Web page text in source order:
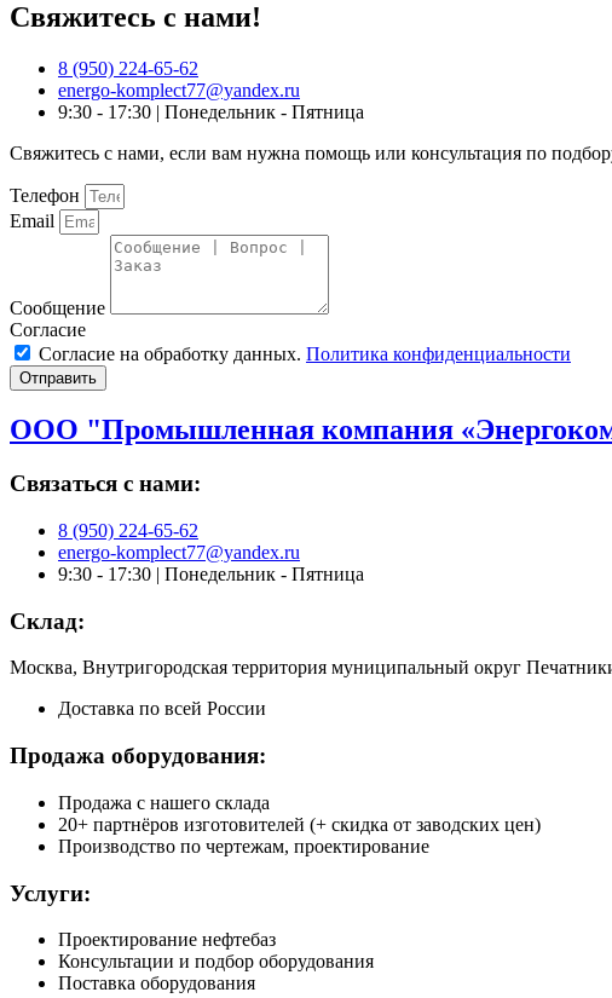
Свяжитесь с нами!
8 (950) 224-65-62
energo-komplect77@yandex.ru
9:30 - 17:30 | Понедельник - Пятница
Свяжитесь с нами, если вам нужна помощь или консультация по
Телефон
Email
Сообщение
Согласие
Согласие на обработку данных. Политика конфиденциальности
Отправить
ООО "Промышленная компания
Связаться с нами:
8 (950) 224-65-62
energo-komplect77@yandex.ru
9:30 - 17:30 | Понедельник - Пятница
Склад:
Москва, Внутригородская территория муниципальный округ
Доставка по всей России
Продажа оборудования:
Продажа с нашего склада
20+ партнёров изготовителей (+ скидка от заводских цен)
Производство по чертежам, проектирование
Услуги:
Проектирование нефтебаз
Консультации и подбор оборудования
Поставка оборудования